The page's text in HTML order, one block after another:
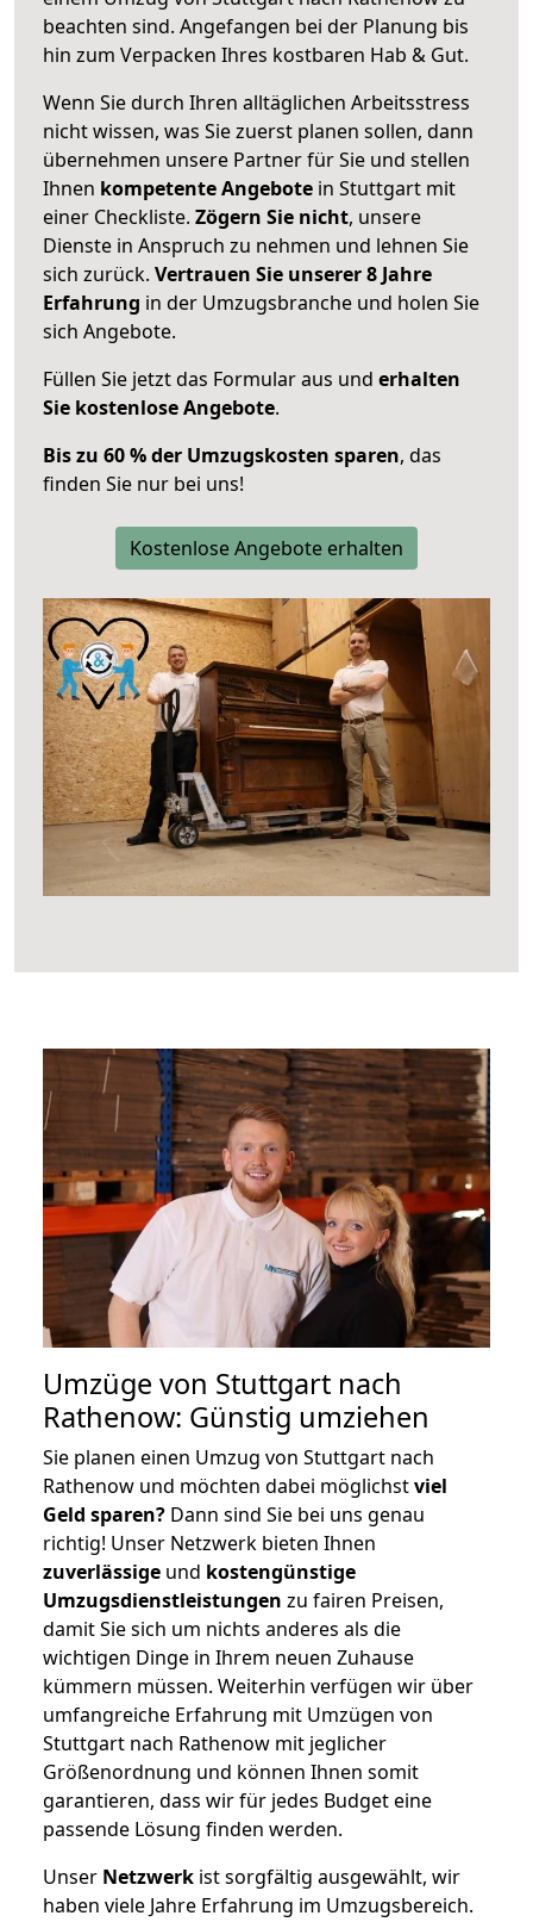
beachten sind. Angefangen bei der Planung bis
hin zum Verpacken Ihres kostbaren Hab & Gut.
Wenn Sie durch Ihren alltäglichen Arbeitsstress
nicht wissen, was Sie zuerst planen sollen, dann
übernehmen unsere Partner für Sie und stellen
Ihnen kompetente Angebote in Stuttgart mit
einer Checkliste. Zögern Sie nicht, unsere
Dienste in Anspruch zu nehmen und lehnen Sie
sich zurück. Vertrauen Sie unserer 8 Jahre
Erfahrung in der Umzugsbranche und holen Sie
sich Angebote.
Füllen Sie jetzt das Formular aus und erhalten
Sie kostenlose Angebote.
Bis zu 60 % der Umzugskosten sparen, das
finden Sie nur bei uns!
Kostenlose Angebote erhalten
Umzüge von Stuttgart nach
Rathenow: Günstig umziehen
Sie planen einen Umzug von Stuttgart nach
Rathenow und möchten dabei möglichstviel
Geld sparen? Dann sind Sie bei uns genau
richtig! Unser Netzwerk bieten Ihnen
zuverlässige und kostengünstige
Umzugsdienstleistungen zu fairen Preisen,
damit Sie sich um nichts anderes als die
wichtigen Dinge in Ihrem neuen Zuhause
kümmern müssen. Weiterhin verfügen wir über
umfangreiche Erfahrung mit Umzügen von
Stuttgart nach Rathenow mit jeglicher
Größenordnung und können Ihnen somit
garantieren, dass wir für jedes Budget eine
passende Lösung finden werden.
Unser Netzwerk ist sorgfältig ausgewählt, wir
haben viele Jahre Erfahrung im Umzugsbereich.